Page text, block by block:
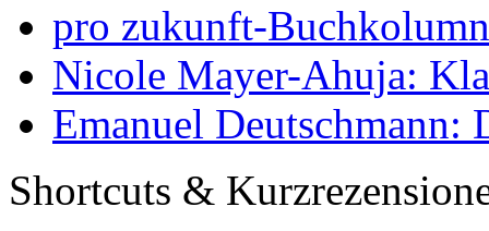
pro zukunft-
Nicole Mayer-Ahuja:
Emanuel Deutschmann:
Shortcuts &